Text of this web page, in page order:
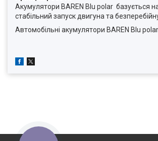
Акумулятори BAREN Blu polar базується
стабільний запуск двигуна та
Автомобільні акумулятори BAREN Blu